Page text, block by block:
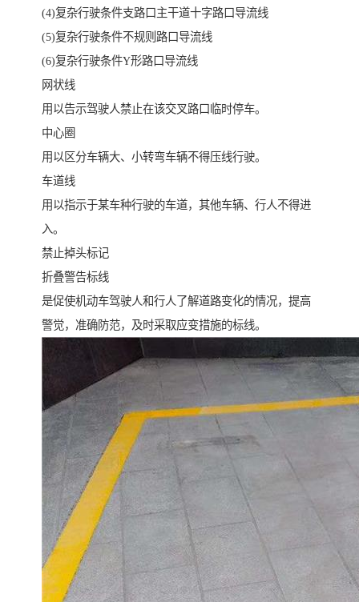
(4)复杂行驶条件支路口主干道十字路口导流线
(5)复杂行驶条件不规则路口导流线
(6)复杂行驶条件Y形路口导流线
网状线
用以告示驾驶人禁止在该交叉路口临时停车。
中心圈
用以区分车辆大、小转弯车辆不得压线行驶。
车道线
用以指示于某车种行驶的车道，其他车辆、行人不得进
入。
禁止掉头标记
折叠警告标线
是促使机动车驾驶人和行人了解道路变化的情况，提高
警觉，准确防范，及时采取应变措施的标线。